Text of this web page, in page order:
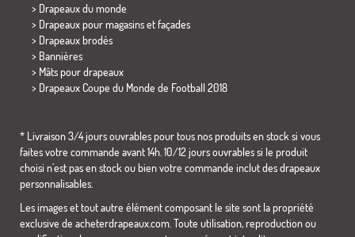
> Drapeaux du monde
> Drapeaux pour magasins et façades
> Drapeaux brodés
> Bannières
> Mâts pour drapeaux
> Drapeaux Coupe du Monde de Football 2018
* Livraison 3/4 jours ouvrables pour tous nos produits en stock si vous
faites votre commande avant 14h. 10/12 jours ouvrables si le produit
choisi n´est pas en stock ou bien votre commande inclut des drapeaux
personnalisables.
Les images et tout autre élément composant le site sont la propriété
exclusive de acheterdrapeaux.com. Toute utilisation, reproduction ou